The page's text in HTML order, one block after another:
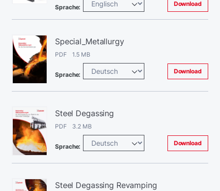
Sprache: Download
Special_Metallurgy
PDF 1.5 MB
Sprache: Download
Steel Degassing
PDF 3.2 MB
Sprache: Download
Steel Degassing Revamping